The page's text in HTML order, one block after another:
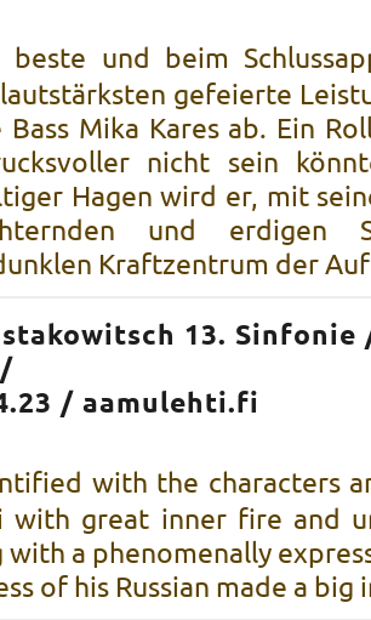
beste und beim
lautstärksten gefeierte
Bass Mika Kares ab. Ein
nicht sein
Hagen wird er, mit
und erdigen
Kraftzentrum der
13. Sinfonie
/ aamulehti.fi
with the characters
with great inner fire and
with a phenomenally
of his Russian made a big